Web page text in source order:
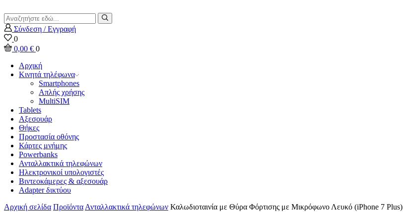
Search
input
Αναζήτηση
Σύνδεση / Εγγραφή
0
0,00 € 0
Αρχική
Κινητά τηλέφωνα
Smartphones
Απλής χρήσης
MultiSIM
Tablets
Αξεσουάρ
Θήκες
Προστασία οθόνης
Κάρτες μνήμης
Powerbanks
Ανταλλακτικά τηλεφώνων
Ηλεκτρονικοί υπολογιστές
Βιντεοκάμερες & αξεσουάρ
Adapter δικτύου
Αρχική σελίδα Προϊόντα Ανταλλακτικά τηλεφώνων Καλωδιοταινία με Θύρα Φόρτισης με Μικρόφωνο Λευκό (iPhone 7 Plus)